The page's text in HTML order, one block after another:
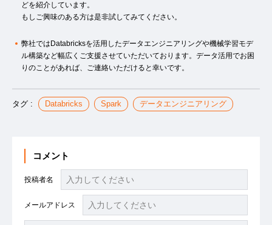
どを紹介しています。
もしご興味のある方は是非試してみてください。
弊社ではDatabricksを活用したデータエンジニアリングや機械学習モデ
ル構築など幅広くご支援させていただいております。データ活用でお困
りのことがあれば、ご連絡いただけると幸いです。
タグ : Databricks Spark データエンジニアリング
コメント
投稿者名
メールアドレス